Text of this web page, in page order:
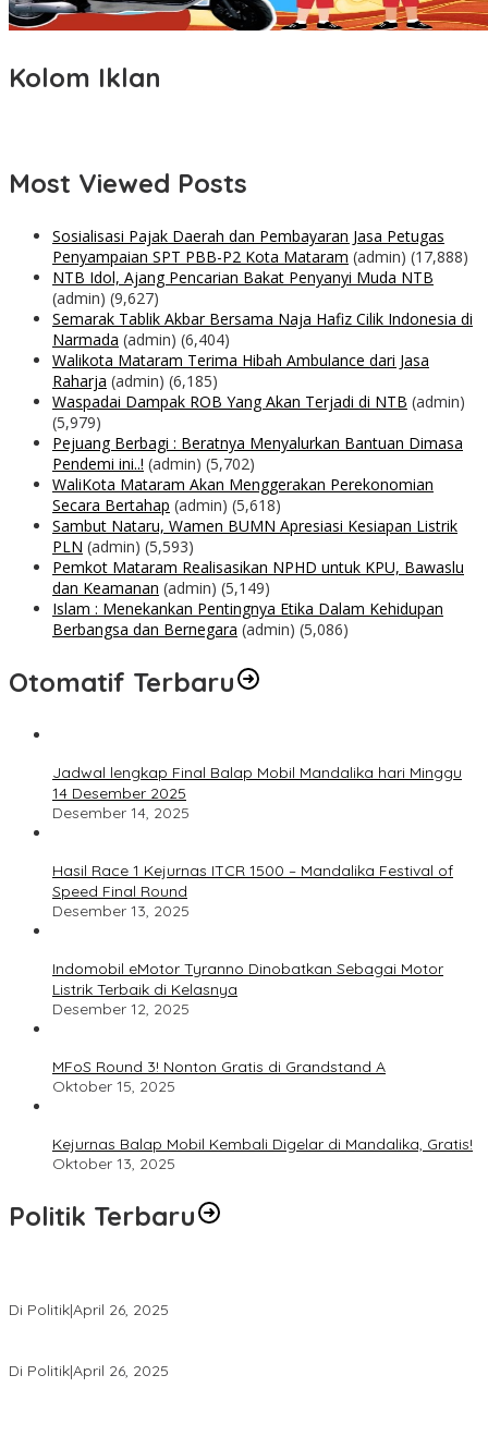
Kolom Iklan
Most Viewed Posts
Sosialisasi Pajak Daerah dan Pembayaran Jasa Petugas
Penyampaian SPT PBB-P2 Kota Mataram (admin) (17,888)
NTB Idol, Ajang Pencarian Bakat Penyanyi Muda NTB
(admin) (9,627)
Semarak Tablik Akbar Bersama Naja Hafiz Cilik Indonesia di
Narmada (admin) (6,404)
Walikota Mataram Terima Hibah Ambulance dari Jasa
Raharja (admin) (6,185)
Waspadai Dampak ROB Yang Akan Terjadi di NTB (admin)
(5,979)
Pejuang Berbagi : Beratnya Menyalurkan Bantuan Dimasa
Pendemi ini..! (admin) (5,702)
WaliKota Mataram Akan Menggerakan Perekonomian
Secara Bertahap (admin) (5,618)
Sambut Nataru, Wamen BUMN Apresiasi Kesiapan Listrik
PLN (admin) (5,593)
Pemkot Mataram Realisasikan NPHD untuk KPU, Bawaslu
dan Keamanan (admin) (5,149)
Islam : Menekankan Pentingnya Etika Dalam Kehidupan
Berbangsa dan Bernegara (admin) (5,086)
Otomatif Terbaru
Jadwal lengkap Final Balap Mobil Mandalika hari Minggu
14 Desember 2025
Desember 14, 2025
Hasil Race 1 Kejurnas ITCR 1500 – Mandalika Festival of
Speed Final Round
Desember 13, 2025
Indomobil eMotor Tyranno Dinobatkan Sebagai Motor
Listrik Terbaik di Kelasnya
Desember 12, 2025
MFoS Round 3! Nonton Gratis di Grandstand A
Oktober 15, 2025
Kejurnas Balap Mobil Kembali Digelar di Mandalika, Gratis!
Oktober 13, 2025
Politik Terbaru
Di Politik|April 26, 2025
Di Politik|April 26, 2025